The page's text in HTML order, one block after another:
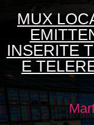
MUX
INSERITE
E